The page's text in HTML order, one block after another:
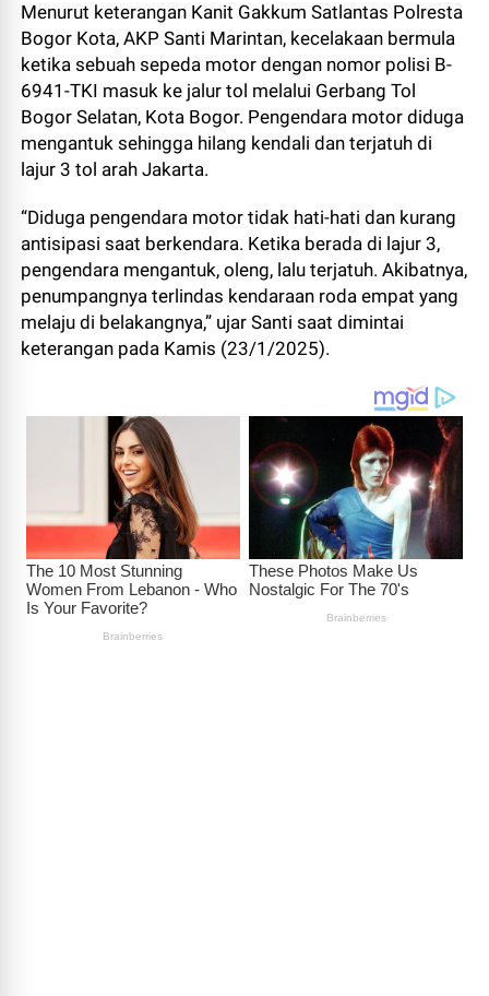
Menurut keterangan Kanit Gakkum Satlantas Polresta
Bogor Kota, AKP Santi Marintan, kecelakaan bermula
ketika sebuah sepeda motor dengan nomor polisi B-
6941-TKI masuk ke jalur tol melalui Gerbang Tol
Bogor Selatan, Kota Bogor. Pengendara motor diduga
mengantuk sehingga hilang kendali dan terjatuh di
lajur 3 tol arah Jakarta.
“Diduga pengendara motor tidak hati-hati dan kurang
antisipasi saat berkendara. Ketika berada di lajur 3,
pengendara mengantuk, oleng, lalu terjatuh. Akibatnya,
penumpangnya terlindas kendaraan roda empat yang
melaju di belakangnya,” ujar Santi saat dimintai
keterangan pada Kamis (23/1/2025).